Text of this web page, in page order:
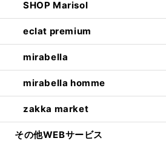
SHOP Marisol
eclat premium
mirabella
mirabella homme
zakka market
その他WEBサービス